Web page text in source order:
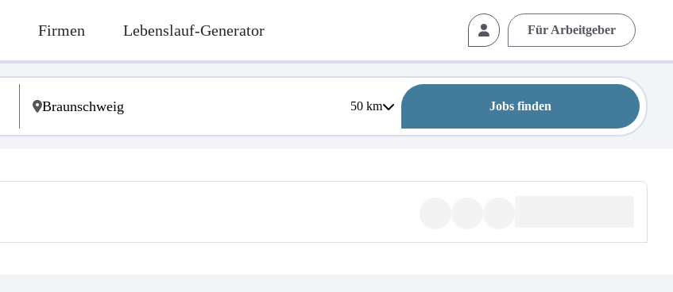
Firmen Lebenslauf-Generator Für Arbeitgeber
50km Jobs finden